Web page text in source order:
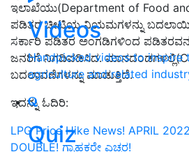
Videos
Handpicked videos to inspire
agriculture and related
Quiz
ಇಲಾಖೆಯು(Department of Food
ಪಡಿತರ ಚೀಟಿಯ ನಿಯಮಗಳನ್ನು
ಸರ್ಕಾರಿ ಪಡಿತರ ಅಂಗಡಿಗಳಿಂದ
ಜನರಿಗೆ ನಿಗದಿಪಡಿಸಿದ.
ಬದಲಾವಣೆಗಳನ್ನು ಮಾಡುತ್ತಿದೆ.
ಇದನ್ನು ಓದಿರಿ:
LPG Price Hike News! APRIL
DOUBLE! ಗ್ರಾಹಕರೇ ಎಚ್ಚರ!